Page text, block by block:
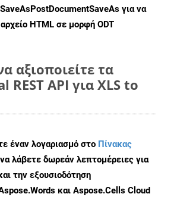
για να
HTML σε μορφή ODT
αξιοποιείτε τα
REST API για XLS to
έναν λογαριασμό στο Πίνακας
λάβετε δωρεάν λεπτομέρειες για
την εξουσιοδότηση
και Aspose.Cells Cloud